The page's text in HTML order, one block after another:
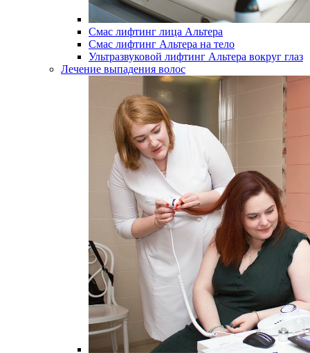
Смас лифтинг лица Альтера
Смас лифтинг Альтера на тело
Ультразвуковой лифтинг Альтера вокруг глаз
Лечение выпадения волос